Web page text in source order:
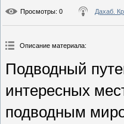
Просмотры: 0 Дахаб.
Описание материала:
Подводный
интересных
подводным